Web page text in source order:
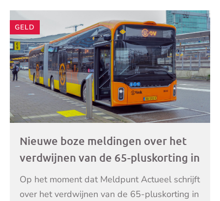
GELD
Nieuwe boze meldingen over het
verdwijnen van de 65-pluskorting in
het ov: ‘Wij hebben al genoeg
betaald’
Op het moment dat Meldpunt Actueel schrijft
over het verdwijnen van de 65-pluskorting in